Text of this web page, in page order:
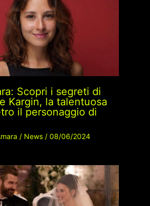
Scopri i segreti di
Kargin, la talentuosa
il personaggio di
/ News/ 08/06/2024